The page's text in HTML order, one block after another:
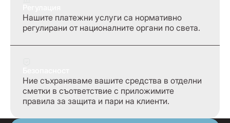
Нашите платежни услуги са нормативно
регулирани от националните органи по света.
Ние съхраняваме вашите средства в отделни
сметки в съответствие с приложимите
правила за защита и пари на клиенти.